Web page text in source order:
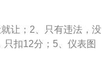
。同学校区域。16、
向灯，看后视镜，对
伤用硬担架，不能用
天气题雨、雾，以及
：停车等待时，记得
，注意根据天气选择
后轮同向打方向盘。
多。加油站，消防
占道，停车还要50
一停二看三通过。遇
余都是30天，在国
空档不容易挂档，不
路口50米不停车。当
项；当出现可以、允
要看完题目之后再做
有很大的帮助，但是
让；2、只有违法，没
扣12分；5、仪表图
雪雾，能见度200米，